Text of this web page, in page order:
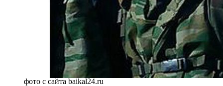
фото с сайта baikal24.ru